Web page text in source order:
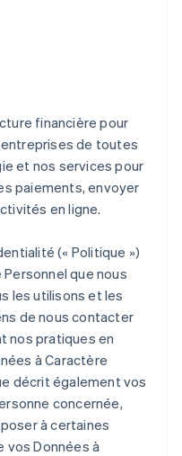
financière pour
de toutes
et nos services pour
paiements, envoyer
en ligne.
(« Politique »)
que nous
les utilisons et les
de nous contacter
nos pratiques en
à Caractère
décrit également vos
concernée,
à certaines
vos Données à